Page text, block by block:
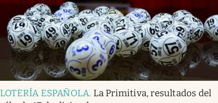
LOTERÍA ESPAÑOLA. La Primitiva, resultados del